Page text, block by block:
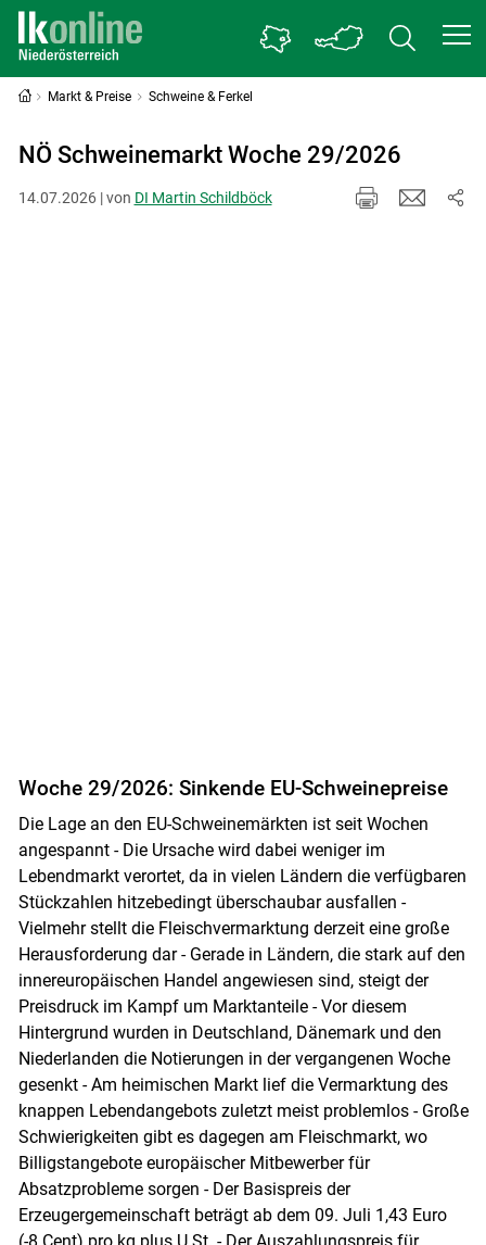
Skip to main content
Markt & Preise Schweine & Ferkel
NÖ Schweinemarkt Woche 29/2026
14.07.2026 | von DI Martin Schildböck
Woche 29/2026: Sinkende EU-Schweinepreise
Die Lage an den EU-Schweinemärkten ist seit Wochen
angespannt - Die Ursache wird dabei weniger im
Lebendmarkt verortet, da in vielen Ländern die verfügbaren
Stückzahlen hitzebedingt überschaubar ausfallen -
Vielmehr stellt die Fleischvermarktung derzeit eine große
Herausforderung dar - Gerade in Ländern, die stark auf den
innereuropäischen Handel angewiesen sind, steigt der
Preisdruck im Kampf um Marktanteile - Vor diesem
Hintergrund wurden in Deutschland, Dänemark und den
Niederlanden die Notierungen in der vergangenen Woche
gesenkt - Am heimischen Markt lief die Vermarktung des
knappen Lebendangebots zuletzt meist problemlos - Große
Schwierigkeiten gibt es dagegen am Fleischmarkt, wo
Billigstangebote europäischer Mitbewerber für
Absatzprobleme sorgen - Der Basispreis der
Erzeugergemeinschaft beträgt ab dem 09. Juli 1,43 Euro
(-8 Cent) pro kg plus U St. - Der Auszahlungspreis für